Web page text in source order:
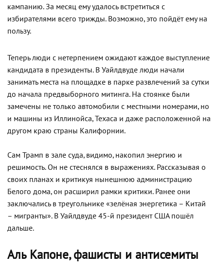
кампанию. За месяц ему удалось встретиться с
избирателями всего трижды. Возможно, это пойдёт ему на
пользу.
Теперь люди с нетерпением ожидают каждое выступление
кандидата в президенты. В Уайлдвуде люди начали
занимать места на площадке в парке развлечений за сутки
до начала предвыборного митинга. На стоянке были
замечены не только автомобили с местными номерами, но
и машины из Иллинойса, Техаса и даже расположенной на
другом краю страны Калифорнии.
Сам Трамп в зале суда, видимо, накопил энергию и
решимость. Он не стеснялся в выражениях. Рассказывая о
своих планах и критикуя нынешнюю администрацию
Белого дома, он расширил рамки критики. Ранее они
заключались в треугольнике «зелёная энергетика – Китай
– мигранты». В Уайлдвуде 45-й президент США пошёл
дальше.
Аль Капоне, фашисты и антисемиты